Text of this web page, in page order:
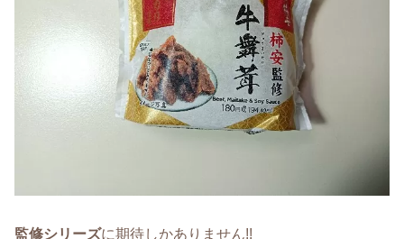
監修シリーズに期待しかありません!!